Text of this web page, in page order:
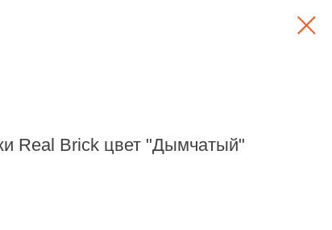
Real Brick цвет "Дымчатый"